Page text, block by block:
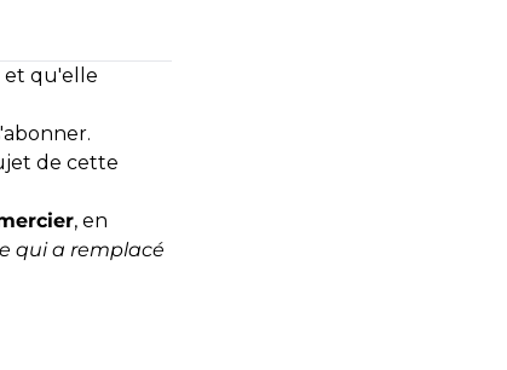
et qu'elle
de cette
, en
qui a remplacé